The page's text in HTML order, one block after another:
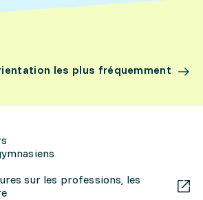
les plus fréquemment
sur les professions, les